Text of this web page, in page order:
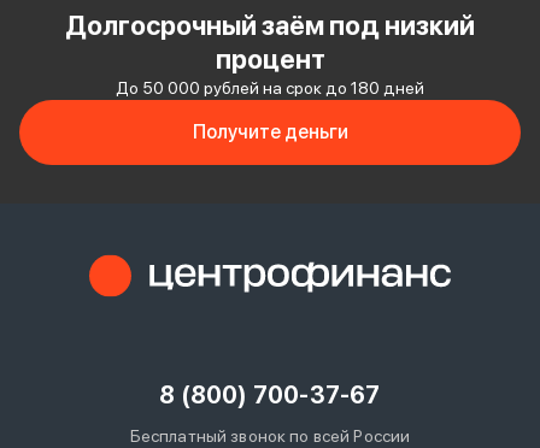
Долгосрочный заём под низкий
процент
До 50 000 рублей на срок до 180 дней
Получите деньги
8 (800) 700-37-67
Бесплатный звонок по всей России